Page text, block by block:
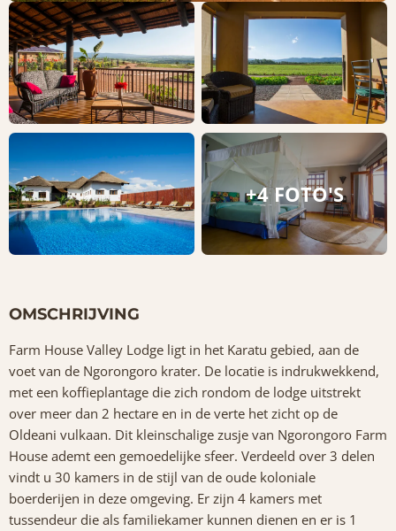
+4 FOTO'S
OMSCHRIJVING
Farm House Valley Lodge ligt in het Karatu gebied, aan de
voet van de Ngorongoro krater. De locatie is indrukwekkend,
met een koffieplantage die zich rondom de lodge uitstrekt
over meer dan 2 hectare en in de verte het zicht op de
Oldeani vulkaan. Dit kleinschalige zusje van Ngorongoro Farm
House ademt een gemoedelijke sfeer. Verdeeld over 3 delen
vindt u 30 kamers in de stijl van de oude koloniale
boerderijen in deze omgeving. Er zijn 4 kamers met
tussendeur die als familiekamer kunnen dienen en er is 1